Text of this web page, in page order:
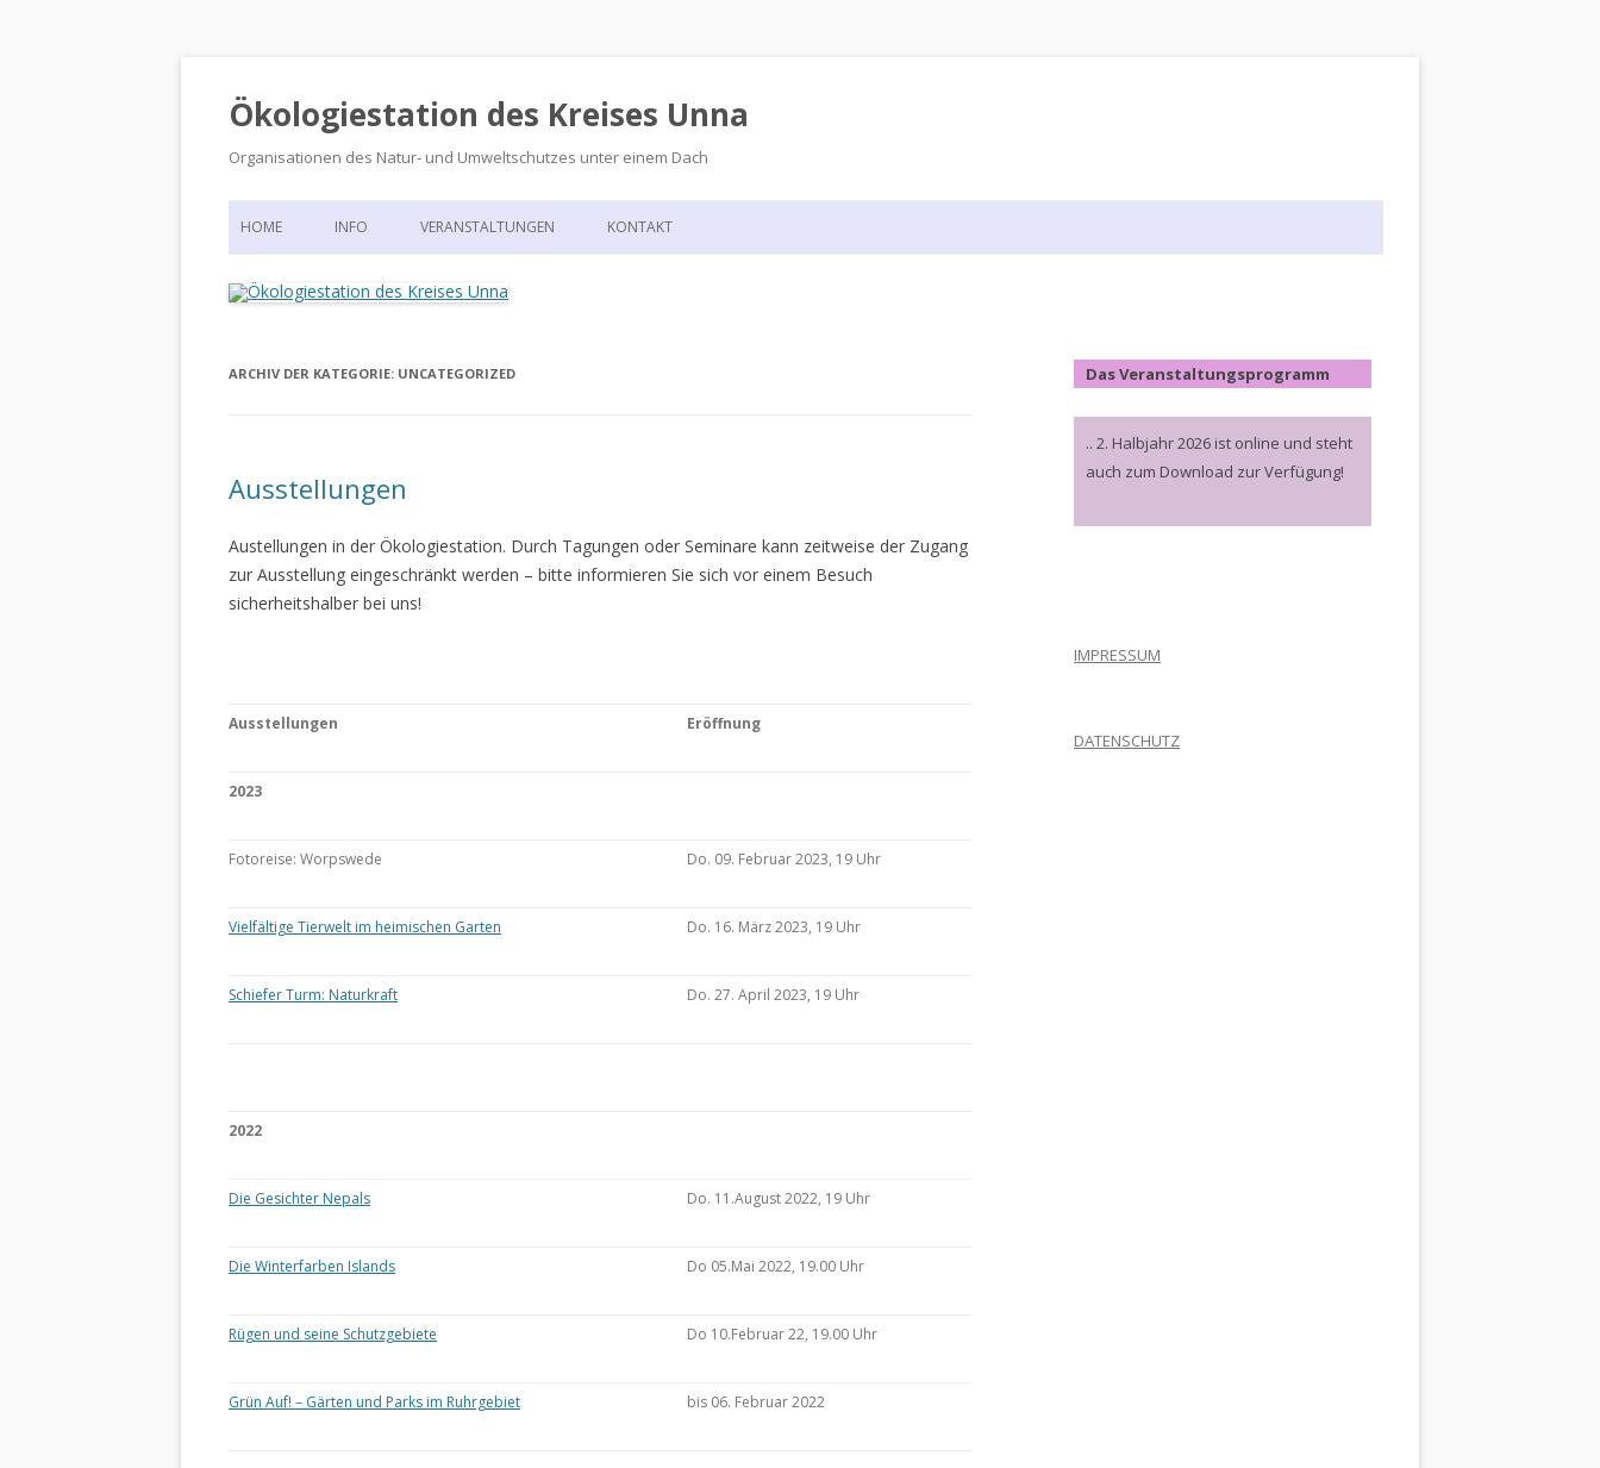
Ökologiestation des Kreises Unna
Organisationen des Natur- und Umweltschutzes unter einem Dach
Zum
HOME INFO VERANSTALTUNGEN KONTAKT
ARCHIV DER KATEGORIE: UNCATEGORIZED
Ausstellungen
Austellungen in der Ökologiestation. Durch Tagungen oder Seminare kann zeitweise der Zugang
zur Ausstellung eingeschränkt werden – bitte informieren Sie sich vor einem Besuch
sicherheitshalber bei uns!
Ausstellungen Eröffnung
2023
Fotoreise: Worpswede Do. 09. Februar 2023, 19 Uhr
Vielfältige Tierwelt im heimischen Garten Do. 16. März 2023, 19 Uhr
Schiefer Turm: Naturkraft Do. 27. April 2023, 19 Uhr
2022
Die Gesichter Nepals Do. 11.August 2022, 19 Uhr
Die Winterfarben Islands Do 05.Mai 2022, 19.00 Uhr
Rügen und seine Schutzgebiete Do 10.Februar 22, 19.00 Uhr
Grün Auf! – Gärten und Parks im Ruhrgebiet bis 06. Februar 2022
Das Veranstaltungsprogramm
.. 2. Halbjahr 2026 ist online und steht
auch zum Download zur Verfügung!
IMPRESSUM
DATENSCHUTZ